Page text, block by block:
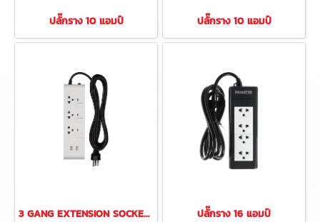
ปลั๊กราง 10 แอมป์ ปลั๊กราง 10 แอมป์
3 GANG EXTENSION SOCKET WITH USB, 3 meter x 0.75mm2 with individual sw ปลั๊กราง 16 แอมป์